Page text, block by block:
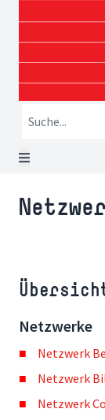
Netzwerke
Netzwerk
Netzwerk
Netzwerk